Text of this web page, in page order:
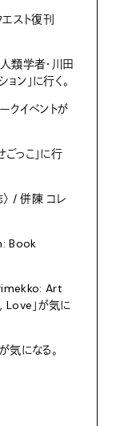
スト復刊
類学者・川田
ン」に行く。
クイベントが
っこ」に行
/ 併陳 コレ
Book
Art
」が気に
になる。